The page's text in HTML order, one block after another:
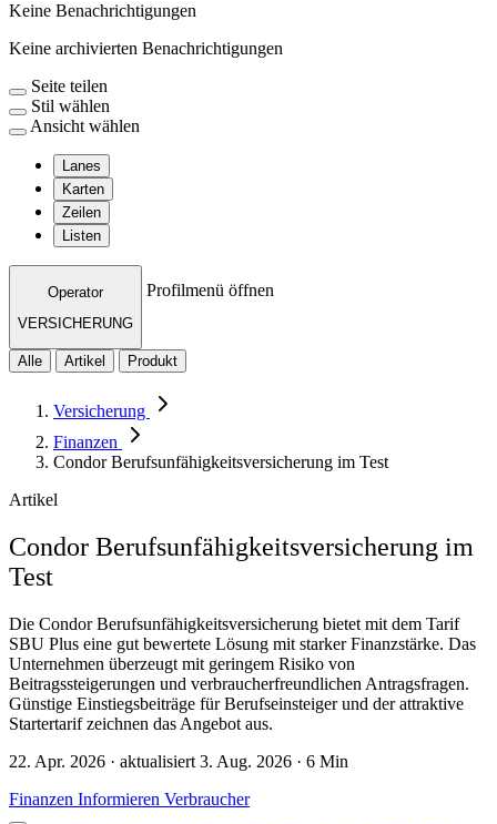
Keine Benachrichtigungen
Keine archivierten Benachrichtigungen
Seite teilen
Stil wählen
Ansicht wählen
Lanes
Karten
Zeilen
Listen
Operator
VERSICHERUNG
Profilmenü öffnen
Alle Artikel Produkt
Versicherung
Finanzen
Condor Berufsunfähigkeitsversicherung im Test
Artikel
Condor Berufsunfähigkeitsversicherung im
Test
Die Condor Berufsunfähigkeitsversicherung bietet mit dem Tarif
SBU Plus eine gut bewertete Lösung mit starker Finanzstärke. Das
Unternehmen überzeugt mit geringem Risiko von
Beitragssteigerungen und verbraucherfreundlichen Antragsfragen.
Günstige Einstiegsbeiträge für Berufseinsteiger und der attraktive
Startertarif zeichnen das Angebot aus.
22. Apr. 2026 · aktualisiert 3. Aug. 2026 · 6 Min
Finanzen Informieren Verbraucher